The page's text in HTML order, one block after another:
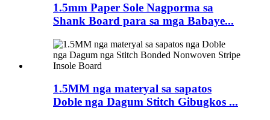
1.5mm Paper Sole Nagporma sa
Shank Board para sa mga Babaye...
1.5MM nga materyal sa sapatos
Doble nga Dagum Stitch Gibugkos ...